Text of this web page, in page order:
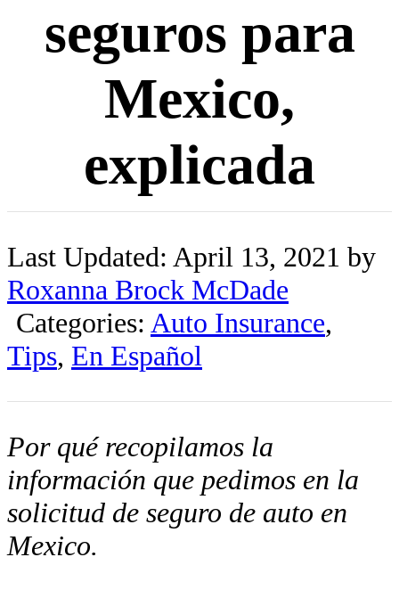
seguros para
Mexico,
explicada
Last Updated: April 13, 2021 by
Roxanna Brock McDade
Categories: Auto Insurance,
Tips, En Español
Por qué recopilamos la
información que pedimos en la
solicitud de seguro de auto en
Mexico.